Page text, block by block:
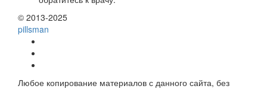
© 2013-2025
pillsman
Любое копирование материалов с данного сайта, без